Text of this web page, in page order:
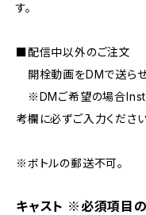
す。
■配信中以外のご注文
開栓動画をDMで送らせ
※DMご希望の場合
考欄に必ずご入力ください
※ボトルの郵送不可。
キャスト ※必須項目の